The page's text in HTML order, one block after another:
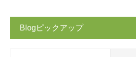
Blogピックアップ